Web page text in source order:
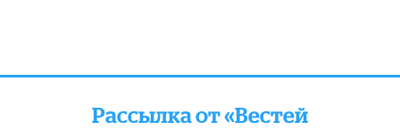
Рассылка от «Вестей